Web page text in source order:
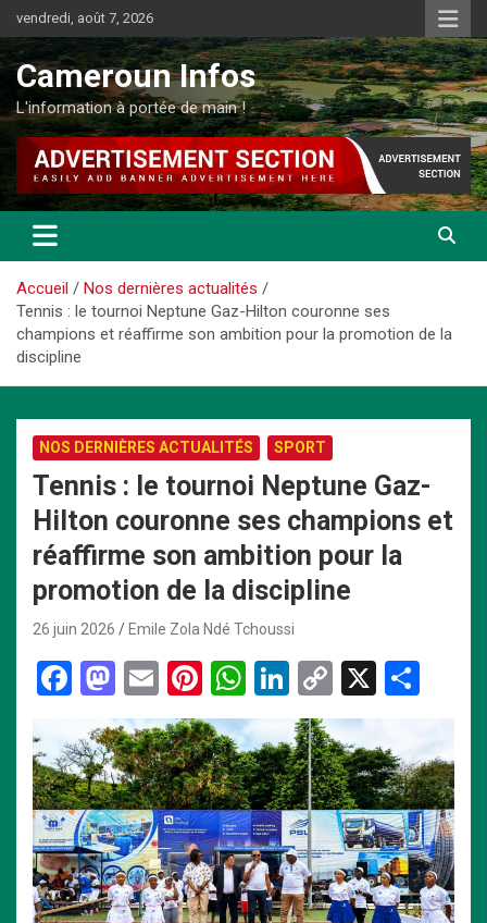
au
contenu
vendredi, août 7, 2026
Cameroun Infos
L'information à portée de main !
Accueil
Nos dernières actualités
Tennis : le tournoi Neptune Gaz-Hilton couronne ses
champions et réaffirme son ambition pour la promotion de la
discipline
NOS DERNIÈRES ACTUALITÉS SPORT
Tennis : le tournoi Neptune Gaz-
Hilton couronne ses champions et
réaffirme son ambition pour la
promotion de la discipline
26 juin 2026 Emile Zola Ndé Tchoussi
F
ce
b
o
o
k
M
a
st
o
d
o
n
E
m
ail
Pi
nt
er
es
t
W
h
at
s
A
p
p
Li
n
ke
dI
n
C
o
py
Li
n
k
X
ta
g
er